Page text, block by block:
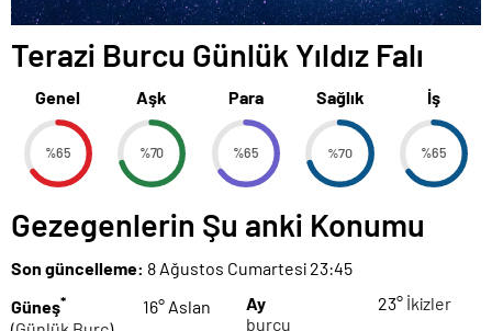
Terazi Burcu Günlük Yıldız Falı
Genel
%65
Aşk
%70
Para
%65
Sağlık
%70
İş
%65
Gezegenlerin Şu anki Konumu
Son güncelleme: 8 Ağustos Cumartesi 23:45
Güneş*
16° Aslan
Ay 23° İkizler
burcu